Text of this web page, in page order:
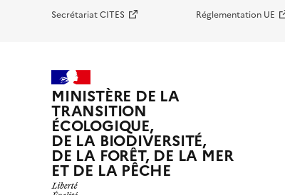
Secrétariat CITES Réglementation UE
MINISTÈRE DE LA
TRANSITION
ÉCOLOGIQUE,
DE LA BIODIVERSITÉ,
DE LA FORÊT, DE LA MER
ET DE LA PÊCHE